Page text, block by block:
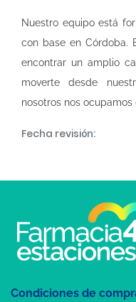
Nuestro equipo está
con base en Córdoba.
encontrar un amplio
moverte desde
nosotros nos ocupamos
Fecha revisión:
Condiciones de